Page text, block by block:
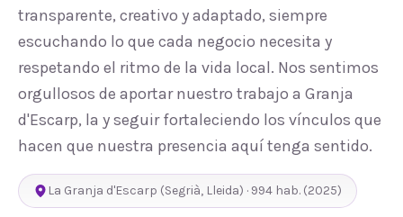
transparente, creativo y adaptado, siempre
escuchando lo que cada negocio necesita y
respetando el ritmo de la vida local. Nos sentimos
orgullosos de aportar nuestro trabajo a Granja
d'Escarp, la y seguir fortaleciendo los vínculos que
hacen que nuestra presencia aquí tenga sentido.
La Granja d'Escarp (Segrià, Lleida) · 994 hab. (2025)